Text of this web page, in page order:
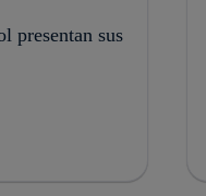
presentan sus